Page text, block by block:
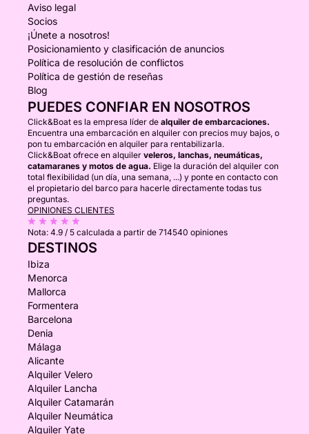
Aviso legal
Socios
¡Únete a nosotros!
Posicionamiento y clasificación de anuncios
Política de resolución de conflictos
Política de gestión de reseñas
Blog
PUEDES CONFIAR EN NOSOTROS
Click&Boat es la empresa líder de alquiler de embarcaciones.
Encuentra una embarcación en alquiler con precios muy bajos, o
pon tu embarcación en alquiler para rentabilizarla.
Click&Boat ofrece en alquiler veleros, lanchas, neumáticas,
catamaranes y motos de agua. Elige la duración del alquiler con
total flexibilidad (un día, una semana, ...) y ponte en contacto con
el propietario del barco para hacerle directamente todas tus
preguntas.
OPINIONES CLIENTES
Nota: 4.9 / 5 calculada a partir de 714540 opiniones
DESTINOS
Ibiza
Menorca
Mallorca
Formentera
Barcelona
Denia
Málaga
Alicante
Alquiler Velero
Alquiler Lancha
Alquiler Catamarán
Alquiler Neumática
Alquiler Yate